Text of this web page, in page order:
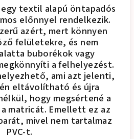
textil alapú öntapadós
előnnyel rendelkezik.
azért, mert könnyen
felületekre, és nem
buborékok vagy
a felhelyezést.
ami azt jelenti,
eltávolítható és újra
hogy megsértené a
matricát. Emellett ez az
mivel nem tartalmaz
PVC-t.